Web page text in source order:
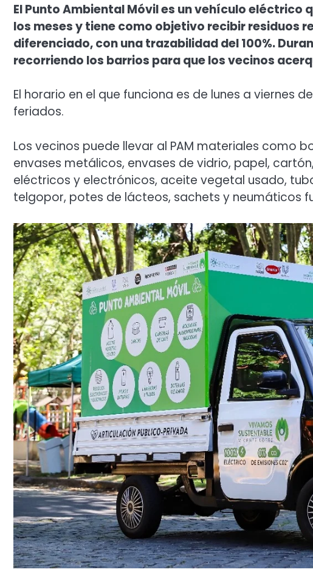
El Punto Ambiental Móvil es un vehículo
los meses y tiene como objetivo recibir residuos
diferenciado, con una trazabilidad del 100%.
recorriendo los barrios para que los vecinos
El horario en el que funciona es de lunes a viernes
feriados.
Los vecinos puede llevar al PAM materiales como
envases metálicos, envases de vidrio, papel,
eléctricos y electrónicos, aceite vegetal usado,
telgopor, potes de lácteos, sachets y neumáticos